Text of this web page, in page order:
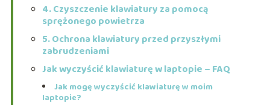
4. Czyszczenie klawiatury za pomocą
sprężonego powietrza
5. Ochrona klawiatury przed przyszłymi
zabrudzeniami
Jak wyczyścić klawiaturę w laptopie – FAQ
Jak mogę wyczyścić klawiaturę w moim
laptopie?